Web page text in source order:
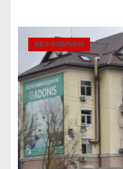
БЕЗ РУБРИКИ